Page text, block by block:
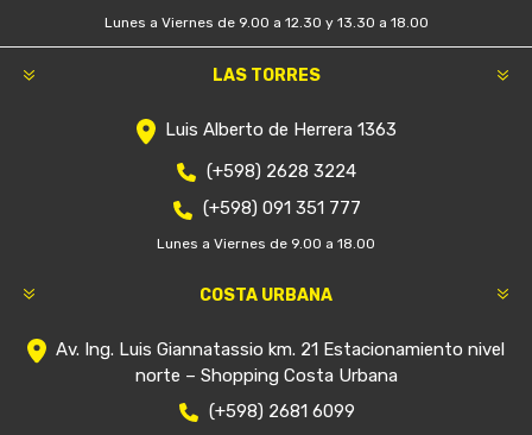
Lunes a Viernes de 9.00 a 12.30 y 13.30 a 18.00
LAS TORRES
Luis Alberto de Herrera 1363
(+598) 2628 3224
(+598) 091 351 777
Lunes a Viernes de 9.00 a 18.00
COSTA URBANA
Av. Ing. Luis Giannatassio km. 21 Estacionamiento nivel
norte – Shopping Costa Urbana
(+598) 2681 6099